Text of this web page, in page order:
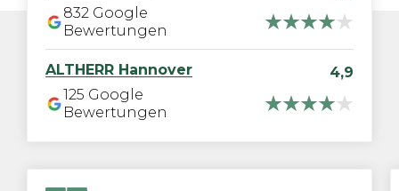
832 Google
Bewertungen
ALTHERR Hannover
4,9
125 Google
Bewertungen